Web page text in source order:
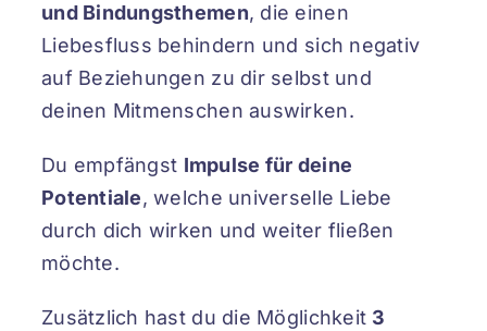
und Bindungsthemen, die einen
Liebesfluss behindern und sich negativ
auf Beziehungen zu dir selbst und
deinen Mitmenschen auswirken.
Du empfängst Impulse für deine
Potentiale, welche universelle Liebe
durch dich wirken und weiter fließen
möchte.
Zusätzlich hast du die Möglichkeit 3